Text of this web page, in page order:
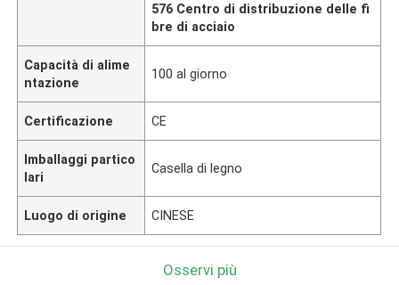
576 Centro di distribuzione delle fi
bre di acciaio
Capacità di alime
ntazione
100 al giorno
Certificazione CE
Imballaggi partico
lari
Casella di legno
Luogo di origine CINESE
Osservi più